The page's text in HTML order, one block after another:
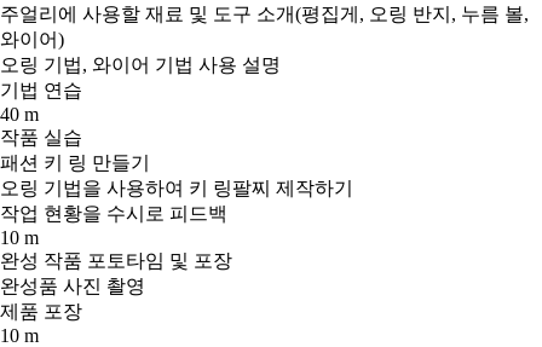
주얼리에 사용할 재료 및 도구 소개(평집게, 오링 반지, 누름 볼,
와이어)
오링 기법, 와이어 기법 사용 설명
기법 연습
40 m
작품 실습
패션 키 링 만들기
오링 기법을 사용하여 키 링팔찌 제작하기
작업 현황을 수시로 피드백
10 m
완성 작품 포토타임 및 포장
완성품 사진 촬영
제품 포장
10 m